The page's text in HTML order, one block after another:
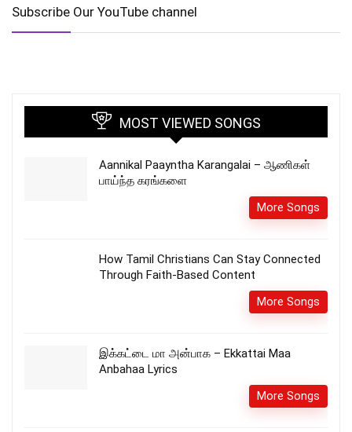
Subscribe Our YouTube channel
MOST VIEWED SONGS
Aannikal Paayntha Karangalai – ஆணிகள்
பாய்ந்த கரங்களை
More Songs
How Tamil Christians Can Stay Connected
Through Faith-Based Content
More Songs
இக்கட்டை மா அன்பாக – Ekkattai Maa
Anbahaa Lyrics
More Songs